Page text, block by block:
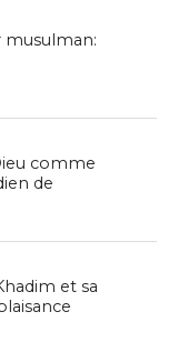
musulman:
comme
de
et sa